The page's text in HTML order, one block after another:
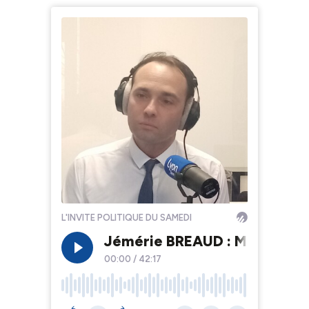
L'INVITE POLITIQUE DU SAMEDI
Jémérie BREAUD : Maire LR
00:00 / 42:17